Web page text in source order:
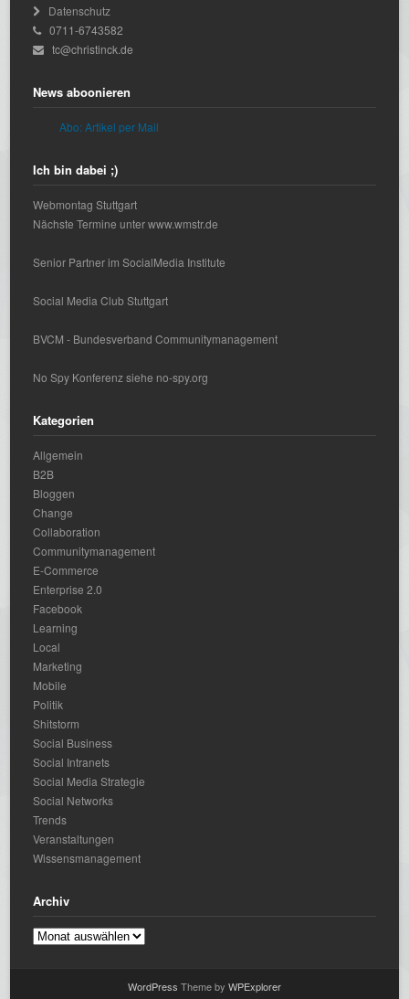
Datenschutz
0711-6743582
tc@christinck.de
News aboonieren
Abo: Artikel per Mail
Ich bin dabei ;)
Webmontag Stuttgart
Nächste Termine unter www.wmstr.de
Senior Partner im SocialMedia Institute
Social Media Club Stuttgart
BVCM - Bundesverband Communitymanagement
No Spy Konferenz siehe no-spy.org
Kategorien
Allgemein
B2B
Bloggen
Change
Collaboration
Communitymanagement
E-Commerce
Enterprise 2.0
Facebook
Learning
Local
Marketing
Mobile
Politik
Shitstorm
Social Business
Social Intranets
Social Media Strategie
Social Networks
Trends
Veranstaltungen
Wissensmanagement
Archiv
Archiv
WordPress Theme by WPExplorer